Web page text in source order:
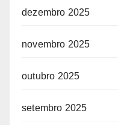
dezembro 2025
novembro 2025
outubro 2025
setembro 2025